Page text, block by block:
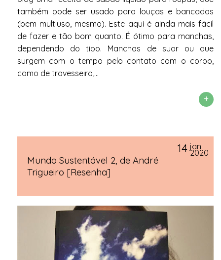
também pode ser usado para louças e bancadas
(bem multiuso, mesmo). Este aqui é ainda mais fácil
de fazer e tão bom quanto. É ótimo para manchas,
dependendo do tipo. Manchas de suor ou que
surgem com o tempo pelo contato com o corpo,
como de travesseiro,...
+
Mundo Sustentável 2, de André
Trigueiro [Resenha]
14 jan
2020